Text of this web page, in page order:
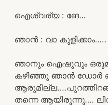
ഐശ്വര്യ : ങേ…
ഞാൻ : വാ കുളിക്കാം…..
ഞാനും ഐഷുവും
കഴിഞ്ഞു ഞാൻ ഡോർ
തന്നെ ആയിരുന്നു….